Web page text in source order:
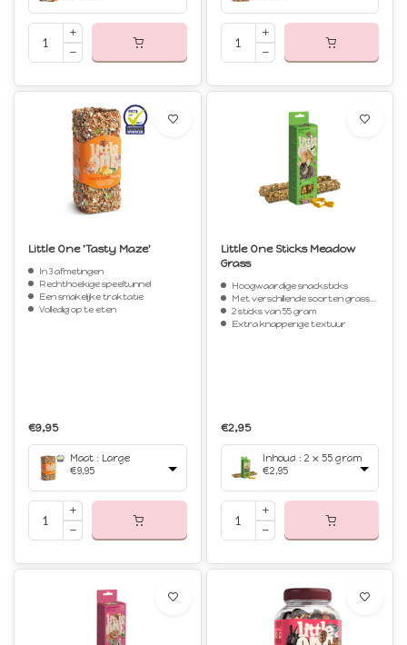
Little One 'Tasty Maze'
In 3 afmetingen
Rechthoekige speeltunnel
Een smakelijke traktatie
Volledig op te eten
€9,95
Maat : Large
€9,95
Little One Sticks Meadow
Grass
Hoogwaardige snacksticks
Met verschillende soorten grassen
2 sticks van 55 gram
Extra knapperige textuur
€2,95
Inhoud : 2 x 55 gram
€2,95